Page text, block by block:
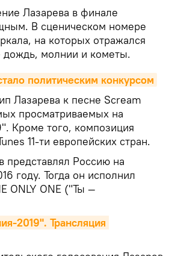
Лазарева в финале
В сценическом номере
на которых отражался
дождь, молнии и кометы.
политическим конкурсом
Лазарева к песне Scream
просматриваемых на
Кроме того, композиция
11-ти европейских стран.
Россию на
году. Тогда он исполнил
ONLY ONE ("Ты —
2019". Трансляция